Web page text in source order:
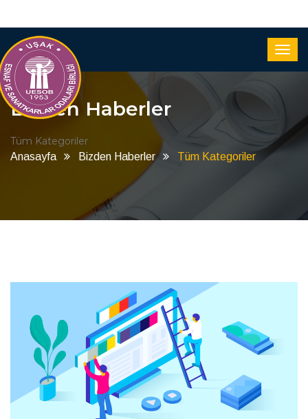
Bizden Haberler
Tüm Kategoriler
Anasayfa Bizden Haberler Tüm Kategoriler